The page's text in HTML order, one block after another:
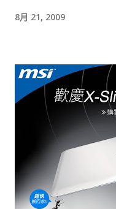
8月 21, 2009